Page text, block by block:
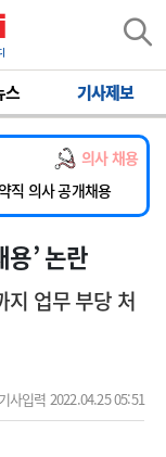
스 기사제보
의사 채용
채용
직 의사 공개채용
사 채용
’ 논란
지 업무 부당 처
기사입력 2022.04.25 05:51